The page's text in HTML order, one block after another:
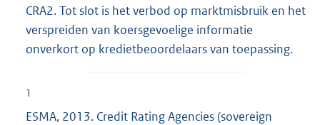
CRA2. Tot slot is het verbod op marktmisbruik en het
verspreiden van koersgevoelige informatie
onverkort op kredietbeoordelaars van toepassing.
1
ESMA, 2013. Credit Rating Agencies (sovereign